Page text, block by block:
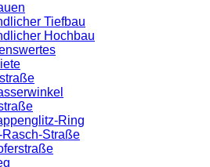
Tiefbau
Hochbau
Ring
Straße